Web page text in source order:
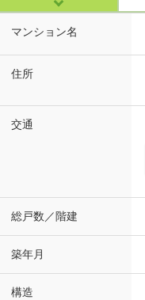
マンション名
住所
交通
総戸数／階建
築年月
構造